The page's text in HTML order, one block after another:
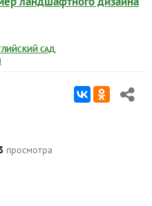
САД,
просмотра